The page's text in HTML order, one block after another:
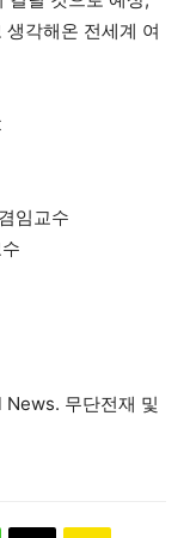
각해온 전세계 여
임교수
무단전재 및